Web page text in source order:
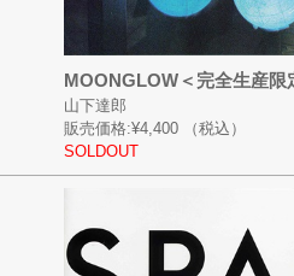
MOONGLOW＜完全生産限
山下達郎
販売価格:¥4,400
（税込）
SOLDOUT